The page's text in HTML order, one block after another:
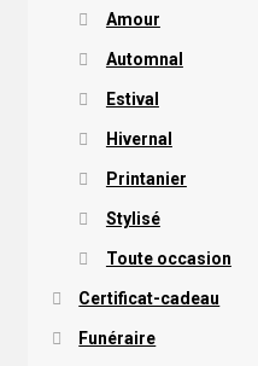
Amour
Automnal
Estival
Hivernal
Printanier
Stylisé
Toute occasion
Certificat-cadeau
Funéraire